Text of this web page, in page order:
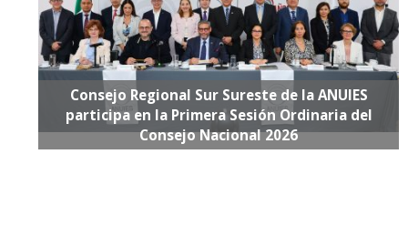
Consejo Regional Sur Sureste de la ANUIES
participa en la Primera Sesión Ordinaria del
Consejo Nacional 2026